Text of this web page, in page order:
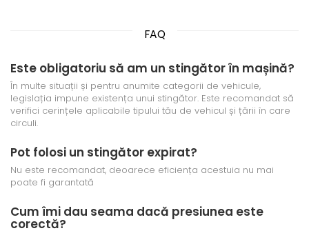
FAQ
Este obligatoriu să am un stingător în mașină?
În multe situații și pentru anumite categorii de vehicule,
legislația impune existența unui stingător. Este recomandat să
verifici cerințele aplicabile tipului tău de vehicul și țării în care
circuli.
Pot folosi un stingător expirat?
Nu este recomandat, deoarece eficiența acestuia nu mai
poate fi garantată
Cum îmi dau seama dacă presiunea este
corectă?